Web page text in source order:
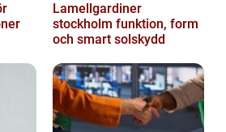
Lamellgardiner
stockholm funktion, form
och smart solskydd